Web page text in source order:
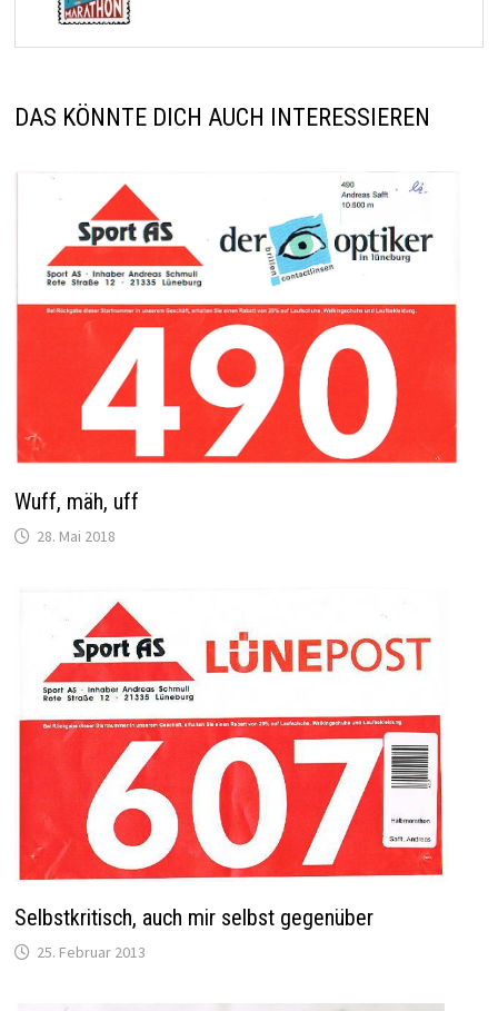
DAS KÖNNTE DICH AUCH INTERESSIEREN
Wuff, mäh, uff
28. Mai 2018
Selbstkritisch, auch mir selbst gegenüber
25. Februar 2013